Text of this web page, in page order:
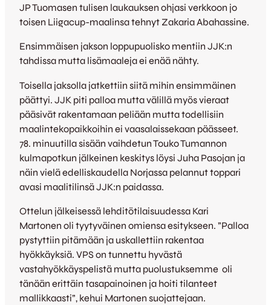
JP Tuomasen tulisen laukauksen ohjasi verkkoon jo
toisen Liigacup-maalinsa tehnyt Zakaria Abahassine.
Ensimmäisen jakson loppupuolisko mentiin JJK:n
tahdissa mutta lisämaaleja ei enää nähty.
Toisella jaksolla jatkettiin siitä mihin ensimmäinen
päättyi. JJK piti palloa mutta välillä myös vieraat
pääsivät rakentamaan peliään mutta todellisiin
maalintekopaikkoihin ei vaasalaissekaan päässeet.
78. minuutilla sisään vaihdetun Touko Tumannon
kulmapotkun jälkeinen keskitys löysi Juha Pasojan ja
näin vielä edelliskaudella Norjassa pelannut toppari
avasi maalitilinsä JJK:n paidassa.
Ottelun jälkeisessä lehditötilaisuudessa Kari
Martonen oli tyytyväinen omiensa esitykseen. ”Palloa
pystyttiin pitämään ja uskallettiin rakentaa
hyökkäyksiä. VPS on tunnettu hyvästä
vastahyökkäyspelistä mutta puolustuksemme oli
tänään erittäin tasapainoinen ja hoiti tilanteet
mallikkaasti”, kehui Martonen suojattejaan.